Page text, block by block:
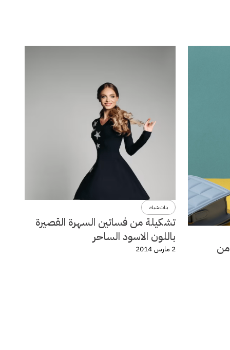
وصيف 2014 من
بنات شيك
تشكيلة من فساتين السهرة القصيرة
باللون الاسود الساحر
2 مارس 2014